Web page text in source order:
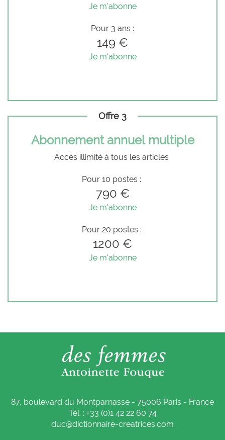
Je m'abonne
Pour 3 ans :
149 €
Je m'abonne
Offre 3
Abonnement annuel multiple
Accès illimité à tous les articles
Pour 10 postes :
790 €
Je m'abonne
Pour 20 postes :
1200 €
Je m'abonne
87, boulevard du Montparnasse - 75006 Paris - France
Tél. : +33 (0)1 42 22 60 74
duc@dictionnaire-creatrices.com